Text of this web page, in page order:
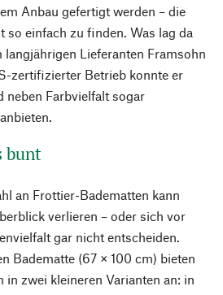
Anbau gefertigt werden – die
so einfach zu finden. Was lag da
langjährigen Lieferanten Framsohn
zertifizierter Betrieb konnte er
neben Farbvielfalt sogar
bunt
an Frottier-Badematten kann
verlieren – oder sich vor
gar nicht entscheiden.
Badematte (67 × 100 cm) bieten
in zwei kleineren Varianten an: in